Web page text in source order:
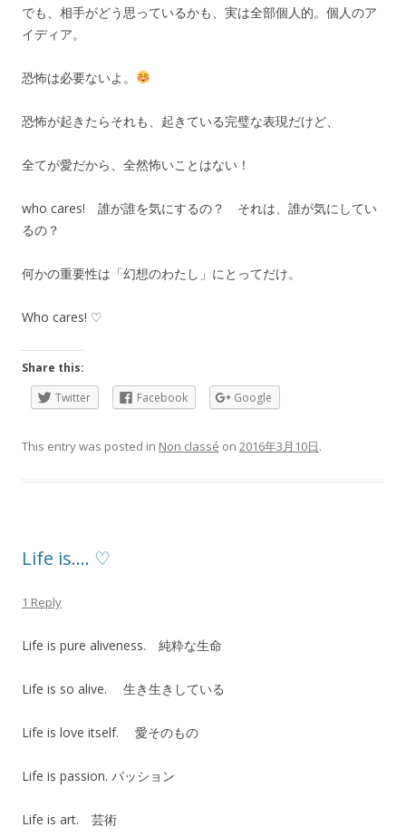
でも、相手がどう思っているかも、実は全部個人的。個人のア
イディア。
恐怖は必要ないよ。
恐怖が起きたらそれも、起きている完璧な表現だけど、
全てが愛だから、全然怖いことはない！
who cares! 誰が誰を気にするの？ それは、誰が気にしてい
るの？
何かの重要性は「幻想のわたし」にとってだけ。
Who cares! ♡
Share this:
Twitter
Facebook Google
This entry was posted in Non classé on 2016年3月10日.
Life is…. ♡
1 Reply
Life is pure aliveness. 純粋な生命
Life is so alive. 生き生きしている
Life is love itself. 愛そのもの
Life is passion. パッション
Life is art. 芸術